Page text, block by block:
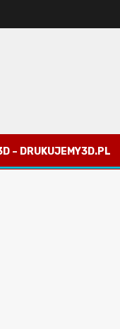
– DRUKUJEMY3D.PL